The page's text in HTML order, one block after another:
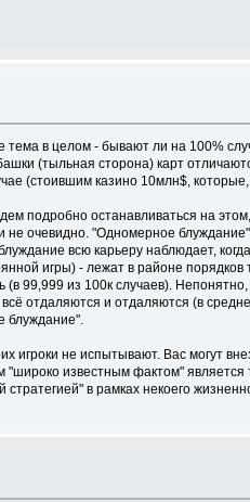
тема в целом - бывают ли на 100%
(тыльная сторона) карт
(стоившим казино 10млн$,
подробно останавливаться на
не очевидно. "Одномерное
всю карьеру наблюдает,
игры) - лежат в районе
99,999 из 100к случаев).
отдаляются и отдаляются (в
блуждание".
игроки не испытывают. Вас могут
известным фактом"
в рамках некоего